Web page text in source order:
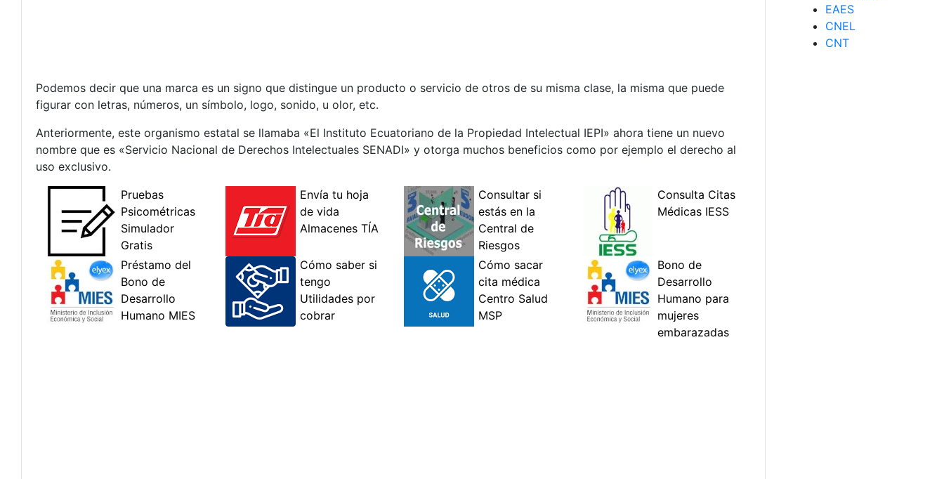
Podemos decir que una marca es un signo que distingue un producto o servicio de otros de su misma clase, la misma que puede
figurar con letras, números, un símbolo, logo, sonido, u olor, etc.
Anteriormente, este organismo estatal se llamaba «El Instituto Ecuatoriano de la Propiedad Intelectual IEPI» ahora tiene un nuevo
nombre que es «Servicio Nacional de Derechos Intelectuales SENADI» y otorga muchos beneficios como por ejemplo el derecho al
uso exclusivo.
EAES
CNEL
CNT